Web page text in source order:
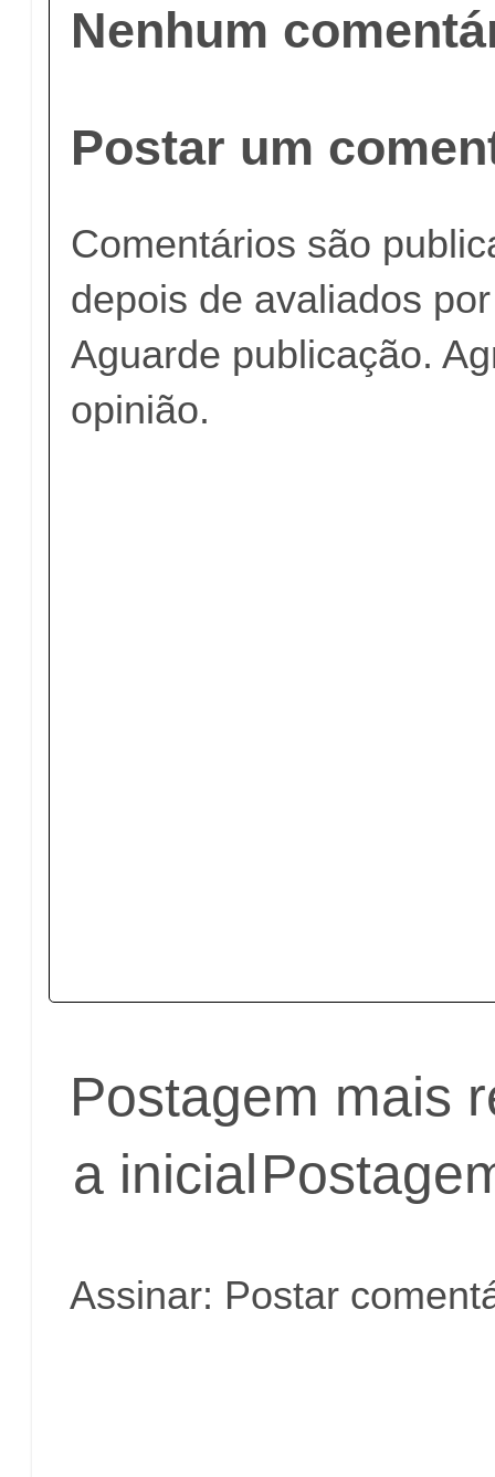
Nenhum
Postar um
Comentários são
depois de avaliados
Aguarde publicação.
opinião.
Postagem mais
a inicial
Assinar: Postar